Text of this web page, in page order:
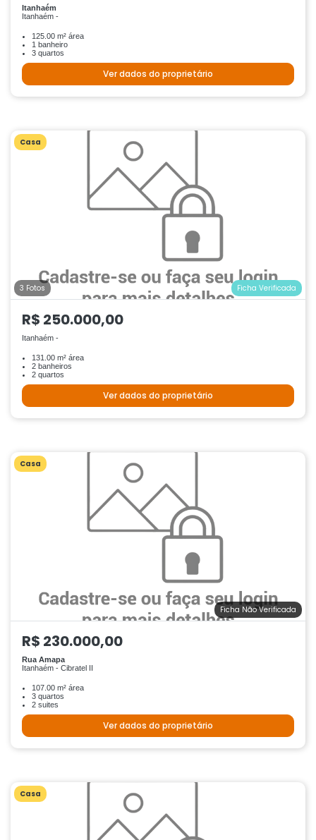
Itanhaém
Itanhaém -
125.00 m² área
1 banheiro
3 quartos
Ver dados do proprietário
Casa
3 Fotos Ficha Verificada
R$ 250.000,00
Itanhaém -
131.00 m² área
2 banheiros
2 quartos
Ver dados do proprietário
Casa
Ficha Não Verificada
R$ 230.000,00
Rua Amapa
Itanhaém - Cibratel II
107.00 m² área
3 quartos
2 suites
Ver dados do proprietário
Casa